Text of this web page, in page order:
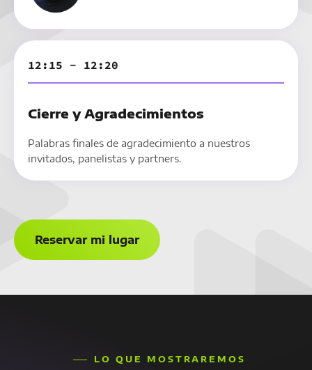
12:15 - 12:20
Cierre y Agradecimientos
Palabras finales de agradecimiento a nuestros
invitados, panelistas y partners.
Reservar mi lugar
LO QUE MOSTRAREMOS